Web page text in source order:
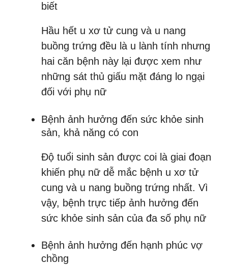
biết
Hầu hết u xơ tử cung và u nang
buồng trứng đều là u lành tính nhưng
hai căn bệnh này lại được xem như
những sát thủ giấu mặt đáng lo ngại
đối với phụ nữ
Bệnh ảnh hưởng đến sức khỏe sinh
sản, khả năng có con
Độ tuổi sinh sản được coi là giai đoạn
khiến phụ nữ dễ mắc bệnh u xơ tử
cung và u nang buồng trứng nhất. Vì
vậy, bệnh trực tiếp ảnh hưởng đến
sức khỏe sinh sản của đa số phụ nữ
Bệnh ảnh hưởng đến hạnh phúc vợ
chồng